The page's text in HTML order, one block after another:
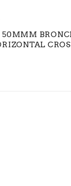
50MMM